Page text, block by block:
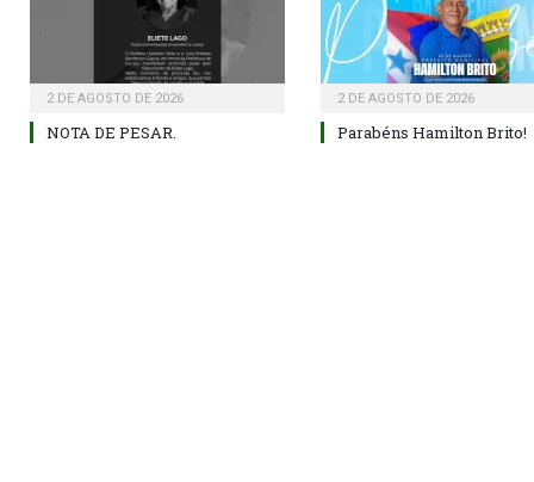
2 DE AGOSTO DE 2026
NOTA DE PESAR.
2 DE AGOSTO DE 2026
Parabéns Hamilton Brito!